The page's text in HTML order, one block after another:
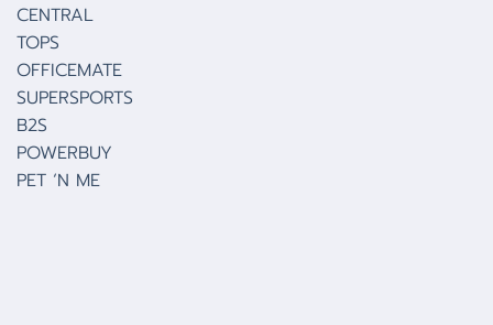
CENTRAL
TOPS
OFFICEMATE
SUPERSPORTS
B2S
POWERBUY
PET ‘N ME